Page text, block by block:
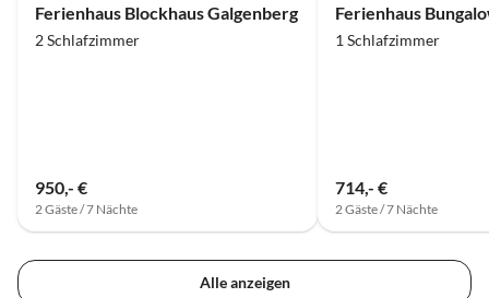
Ferienhaus Blockhaus Galgenberg
2 Schlafzimmer
950,- €
2 Gäste / 7 Nächte
1 Schlafzimmer
714,- €
2 Gäste / 7 Nächte
Alle anzeigen